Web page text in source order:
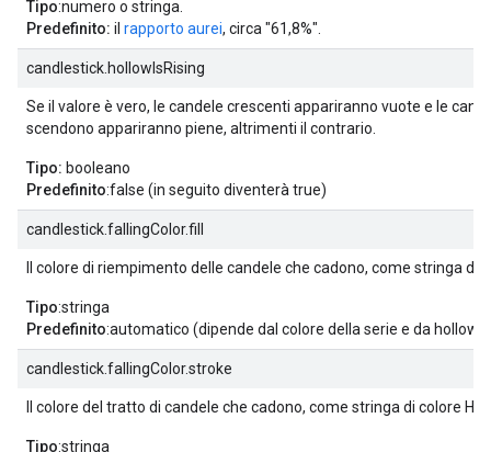
Tipo:numero o stringa.
Predefinito: il rapporto aurei, circa "61,8%".
candlestick.hollowIsRising
Se il valore è vero, le candele crescenti appariranno vuote e le
scendono appariranno piene, altrimenti il contrario.
Tipo: booleano
Predefinito:false (in seguito diventerà true)
candlestick.fallingColor.fill
Il colore di riempimento delle candele che cadono, come stringa di
Tipo:stringa
Predefinito:automatico (dipende dal colore della serie e da
candlestick.fallingColor.stroke
Il colore del tratto di candele che cadono, come stringa di colore
Tipo:stringa